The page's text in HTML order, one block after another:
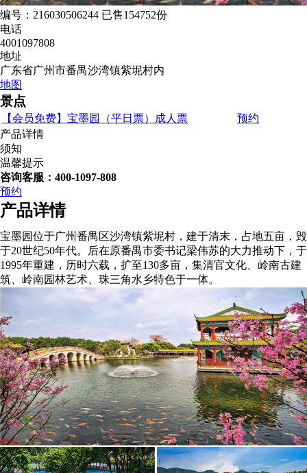
编号：216030506244 已售154752份
电话
4001097808
地址
广东省广州市番禺沙湾镇紫坭村内
地图
景点
【会员免费】宝墨园（平日票）成人票
预约
产品详情
须知
温馨提示
咨询客服：400-1097-808
预约
产品详情
宝墨园位于广州番禺区沙湾镇紫坭村，建于清末，占地五亩，毁
于20世纪50年代。后在原番禺市委书记梁伟苏的大力推动下，于
1995年重建，历时六载，扩至130多亩，集清官文化、岭南古建
筑、岭南园林艺术、珠三角水乡特色于一体。